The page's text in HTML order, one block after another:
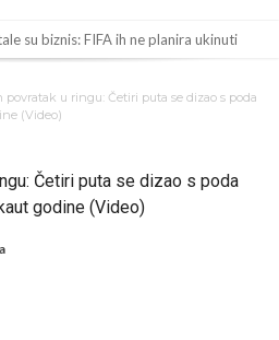
su biznis: FIFA ih ne planira ukinuti
Sinner i Alcaraz odustaju, a
Isplivale skandalozne informacije, dobila je
u Real Madrid. Ovo su tri nova
povratak u ringu: Četiri puta se dizao s poda
(Video)
Četiri puta se dizao s poda
godine (Video)